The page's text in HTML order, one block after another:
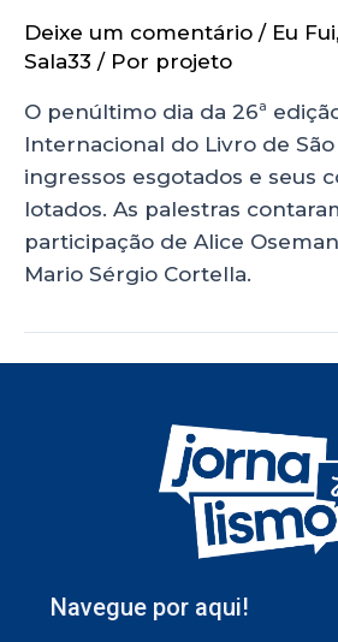
Deixe um comentário / Eu Fui,
Sala33 / Por projeto
O penúltimo dia da 26ª
Internacional do Livro de
ingressos esgotados e seus
lotados. As palestras
participação de Alice
Mario Sérgio Cortella.
Navegue por aqui!